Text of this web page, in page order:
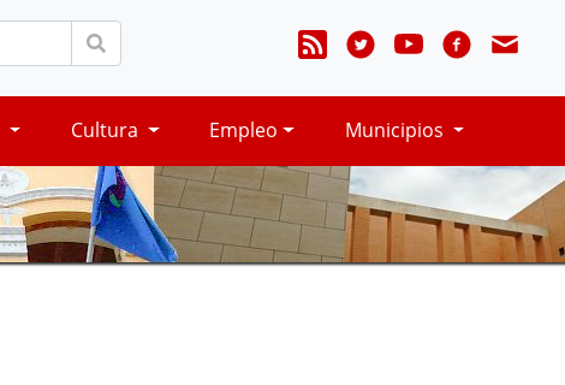
Cultura Empleo Municipios